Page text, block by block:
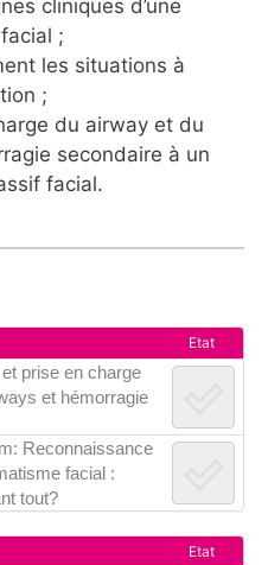
cliniques d’une
;
les situations à
;
du airway et du
secondaire à un
facial​.
Etat
prise en charge
et hémorragie
Reconnaissance
facial :
tout?
Etat